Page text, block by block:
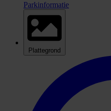
Parkinformatie
Plattegrond